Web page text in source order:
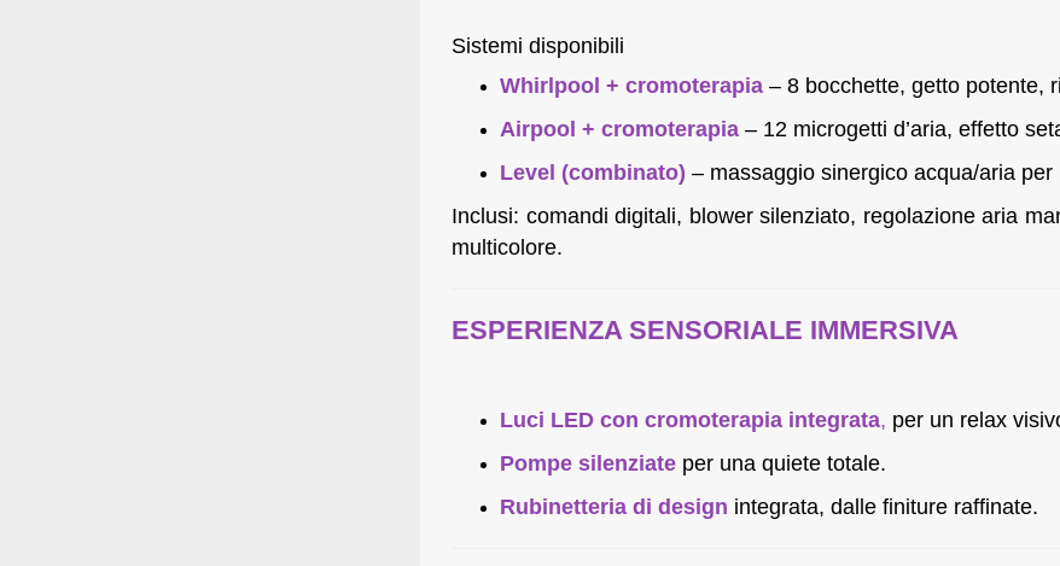
Sistemi disponibili
Whirlpool + cromoterapia – 8 bocchette, getto potente,
Airpool + cromoterapia – 12 microgetti d’aria, effetto
Level (combinato) – massaggio sinergico acqua/aria
Inclusi: comandi digitali, blower silenziato, regolazione aria
multicolore.
ESPERIENZA SENSORIALE IMMERSIVA
Luci LED con cromoterapia integrata, per un relax
Pompe silenziate per una quiete totale.
Rubinetteria di design integrata, dalle finiture raffinate.